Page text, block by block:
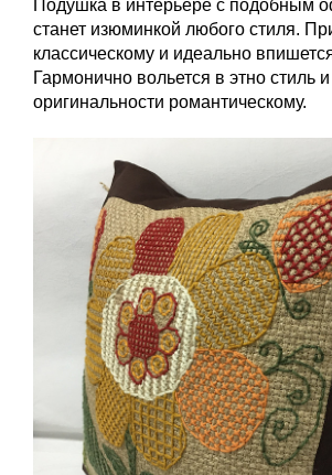
Подушка в интерьере с подобным
станет изюминкой любого стиля.
классическому и идеально
Гармонично вольется в этно стиль
оригинальности романтическому.